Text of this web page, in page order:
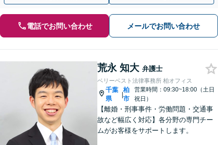
電話でお問い合わせ メールでお問い合わせ
荒永 知大 弁護士
ベリーベスト法律事務所 柏オフィス
千葉
県
|
柏
市
営業時間：09:30~18:00（土日
祝日）
【離婚・刑事事件・労働問題・交通事
故など幅広く対応】各分野の専門チー
ムがお客様をサポートします。